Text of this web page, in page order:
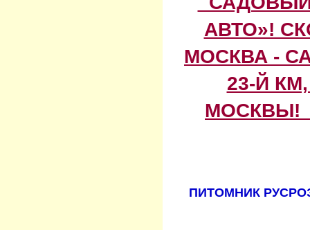
АВТО»!
МОСКВА -
23-Й
МОСКВЫ!
ПИТОМНИК